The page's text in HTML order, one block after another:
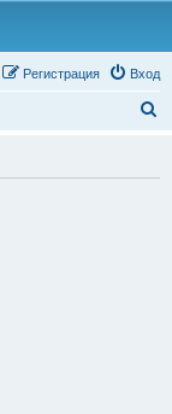
Вход
Регистрация